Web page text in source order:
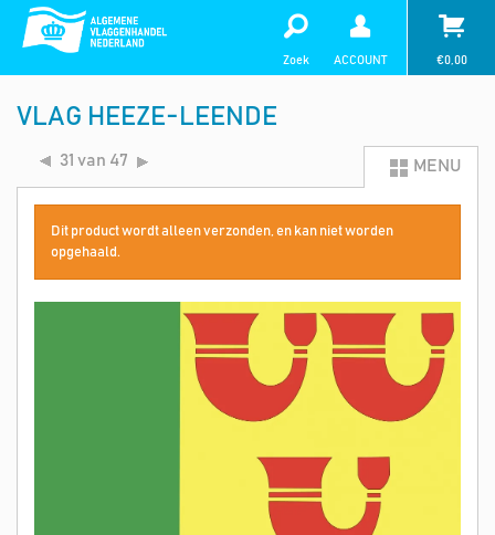
Zoek ACCOUNT €0,00
VLAG HEEZE-LEENDE
31 van 47 MENU
Dit product wordt alleen verzonden, en kan niet worden
opgehaald.